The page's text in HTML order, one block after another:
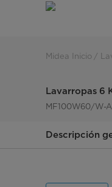
Lavarropas
Midea Inicio
Lavarropas 6
MF100W60/W-
Descripción